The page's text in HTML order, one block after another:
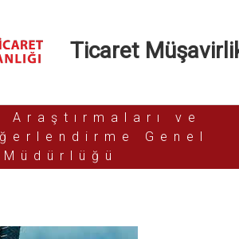
Ticaret
ve
Genel
Müdürlüğü